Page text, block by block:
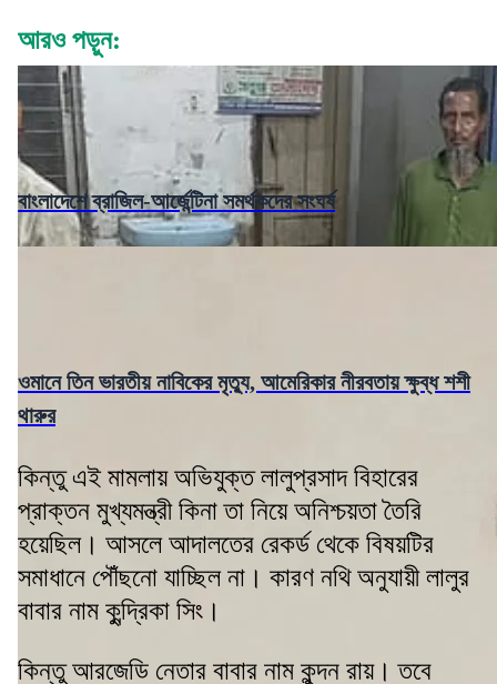
আরও পড়ুন:
বাংলাদেশে ব্রাজিল-আর্জেন্টিনা সমর্থকদের সংঘর্ষ
ওমানে তিন ভারতীয় নাবিকের মৃত্যু, আমেরিকার নীরবতায় ক্ষুব্ধ শশী
থারুর
কিন্তু এই মামলায় অভিযুক্ত লালুপ্রসাদ বিহারের
প্রাক্তন মুখ্যমন্ত্রী কিনা তা নিয়ে অনিশ্চয়তা তৈরি
হয়েছিল। আসলে আদালতের রেকর্ড থেকে বিষয়টির
সমাধানে পৌঁছনো যাচ্ছিল না। কারণ নথি অনুযায়ী লালুর
বাবার নাম কুন্দ্রিকা সিং।
কিন্তু আরজেডি নেতার বাবার নাম কুন্দন রায়। তবে